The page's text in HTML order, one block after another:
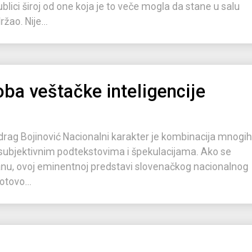
široj od one koja je to veče mogla da stane u salu
Nije...
veštačke inteligencije
Bojinović Nacionalni karakter je kombinacija mnogih
podtekstovima i špekulacijama. Ako se
ovoj eminentnoj predstavi slovenačkog nacionalnog